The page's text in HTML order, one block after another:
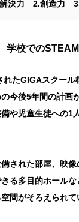
解決力 2.創造力
学校での
れたGIGAスクール
今後5年間の計画
や児童生徒への1
された部屋、映
る多目的ホール
間がそろえられ